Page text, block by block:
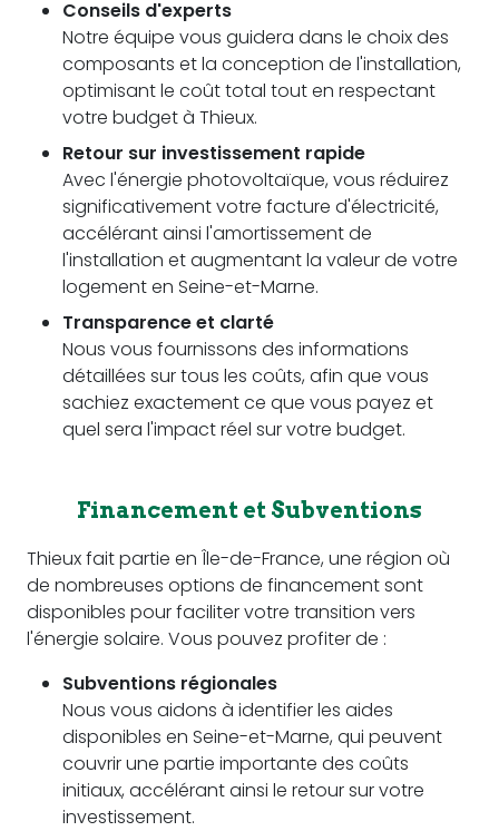
Conseils d'experts
Notre équipe vous guidera dans le choix des
composants et la conception de l'installation,
optimisant le coût total tout en respectant
votre budget à Thieux.
Retour sur investissement rapide
Avec l'énergie photovoltaïque, vous réduirez
significativement votre facture d'électricité,
accélérant ainsi l'amortissement de
l'installation et augmentant la valeur de votre
logement en Seine-et-Marne.
Transparence et clarté
Nous vous fournissons des informations
détaillées sur tous les coûts, afin que vous
sachiez exactement ce que vous payez et
quel sera l'impact réel sur votre budget.
Financement et Subventions
Thieux fait partie en Île-de-France, une région où
de nombreuses options de financement sont
disponibles pour faciliter votre transition vers
l'énergie solaire. Vous pouvez profiter de :
Subventions régionales
Nous vous aidons à identifier les aides
disponibles en Seine-et-Marne, qui peuvent
couvrir une partie importante des coûts
initiaux, accélérant ainsi le retour sur votre
investissement.